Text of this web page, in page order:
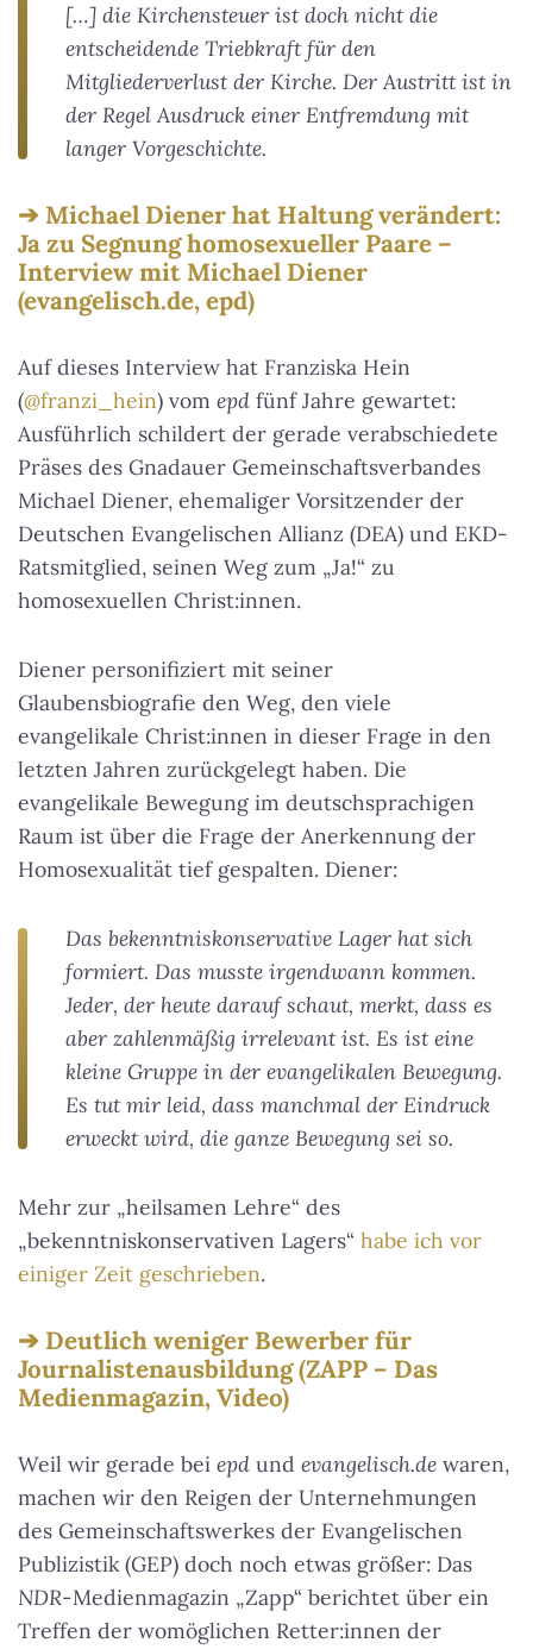
[…] die Kirchensteuer ist doch nicht die
entscheidende Triebkraft für den
Mitgliederverlust der Kirche. Der Austritt ist in
der Regel Ausdruck einer Entfremdung mit
langer Vorgeschichte.
Michael Diener hat Haltung verändert:
Ja zu Segnung homosexueller Paare –
Interview mit Michael Diener
(evangelisch.de, epd)
Auf dieses Interview hat Franziska Hein
(@franzi_hein) vom epd fünf Jahre gewartet:
Ausführlich schildert der gerade verabschiedete
Präses des Gnadauer Gemeinschaftsverbandes
Michael Diener, ehemaliger Vorsitzender der
Deutschen Evangelischen Allianz (DEA) und EKD-
Ratsmitglied, seinen Weg zum „Ja!“ zu
homosexuellen Christ:innen.
Diener personifiziert mit seiner
Glaubensbiografie den Weg, den viele
evangelikale Christ:innen in dieser Frage in den
letzten Jahren zurückgelegt haben. Die
evangelikale Bewegung im deutschsprachigen
Raum ist über die Frage der Anerkennung der
Homosexualität tief gespalten. Diener:
Das bekenntniskonservative Lager hat sich
formiert. Das musste irgendwann kommen.
Jeder, der heute darauf schaut, merkt, dass es
aber zahlenmäßig irrelevant ist. Es ist eine
kleine Gruppe in der evangelikalen Bewegung.
Es tut mir leid, dass manchmal der Eindruck
erweckt wird, die ganze Bewegung sei so.
Mehr zur „heilsamen Lehre“ des
„bekenntniskonservativen Lagers“ habe ich vor
einiger Zeit geschrieben.
Deutlich weniger Bewerber für
Journalistenausbildung (ZAPP – Das
Medienmagazin, Video)
Weil wir gerade bei epd und evangelisch.de waren,
machen wir den Reigen der Unternehmungen
des Gemeinschaftswerkes der Evangelischen
Publizistik (GEP) doch noch etwas größer: Das
NDR-Medienmagazin „Zapp“ berichtet über ein
Treffen der womöglichen Retter:innen der